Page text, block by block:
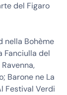
del Figaro
nella Bohème
Fanciulla del
Barone ne La
Festival Verdi